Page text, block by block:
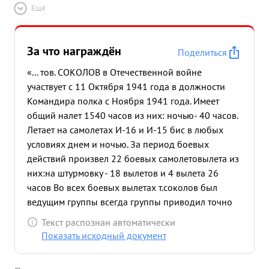
Ещё
За что награждён
Поделиться
«... тов. СОКОЛОВ в Отечественной войне
участвует с 11 Октября 1941 года в должности
Командира полка с Ноября 1941 года. Имеет
общий налет 1540 часов из них: ночью- 40 часов.
Летает на самолетах И-16 и И-15 бис в любых
условиях днем и ночью. За период боевых
действий произвел 22 боевых самолетовылета из
них:на штурмовку - 18 вылетов и 4 вылета 26
часов Во всех боевых вылетах т.соколов был
ведущим группы всегда группы приводил точно
на цель и возвращался на свой аэродром на
разведку с налетом без потерь. Эффективность
Текст распознан автоматически
Показать исходный документ